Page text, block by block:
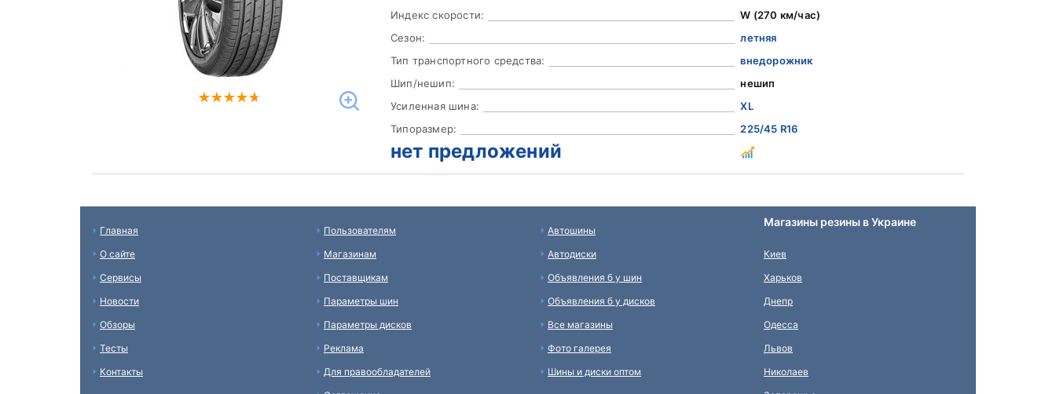
Индекс скорости:
W (270 км/час)
Сезон:
летняя
Тип транспортного средства:
внедорожник
Шип/нешип:
нешип
Усиленная шина:
XL
Типоразмер:
225/45 R16
нет предложений
Главная
О сайте
Сервисы
Новости
Обзоры
Тесты
Контакты
Пользователям
Магазинам
Поставщикам
Параметры шин
Параметры дисков
Реклама
Для правообладателей
Автошины
Автодиски
Объявления б у шин
Объявления б у дисков
Все магазины
Фото галерея
Шины и диски оптом
Магазины резины в Украине
Киев
Харьков
Днепр
Одесса
Львов
Николаев